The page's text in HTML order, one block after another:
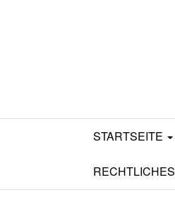
Mamili1910
STARTSEITE
RECHTLICHES